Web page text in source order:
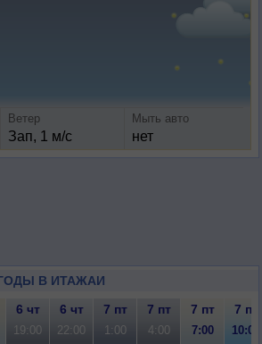
Ветер
Зап, 1 м/с
Мыть авто
нет
В ИТАЖАИ
6 чт 6 чт 7 пт 7 пт 7 пт 7 пт
19:00 22:00 1:00 4:00 7:00 10:00